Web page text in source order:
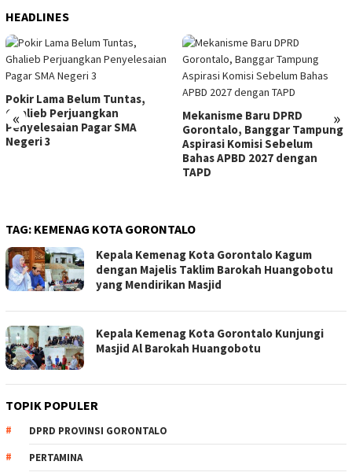
HEADLINES
« »
Pokir Lama Belum Tuntas,
Ghalieb Perjuangkan
Penyelesaian Pagar SMA
Negeri 3
Mekanisme Baru DPRD
Gorontalo, Banggar Tampung
Aspirasi Komisi Sebelum
Bahas APBD 2027 dengan
TAPD
TAG: KEMENAG KOTA GORONTALO
Kepala Kemenag Kota Gorontalo Kagum
dengan Majelis Taklim Barokah Huangobotu
yang Mendirikan Masjid
Kepala Kemenag Kota Gorontalo Kunjungi
Masjid Al Barokah Huangobotu
TOPIK POPULER
DPRD PROVINSI GORONTALO
PERTAMINA